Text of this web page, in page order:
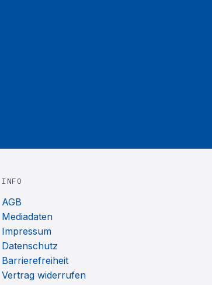
INFO
AGB
Mediadaten
Impressum
Datenschutz
Barrierefreiheit
Vertrag widerrufen